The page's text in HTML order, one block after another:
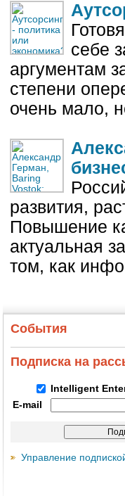
себе
аргументам
степени
очень мало,
развития,
Повышение
актуальная
том, как
События
Подписка на
Intelligent
E-mail
Управление